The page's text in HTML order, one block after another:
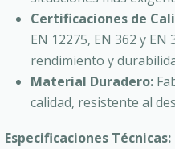
Certificaciones de
EN 12275, EN 362 y
rendimiento y
Material Duradero:
calidad, resistente al
Especificaciones Técnicas: